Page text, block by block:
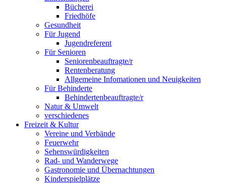
Bücherei
Friedhöfe
Gesundheit
Für Jugend
Jugendreferent
Für Senioren
Seniorenbeauftragte/r
Rentenberatung
Allgemeine Infomationen und Neuigkeiten
Für Behinderte
Behindertenbeauftragte/r
Natur & Umwelt
verschiedenes
Freizeit & Kultur
Vereine und Verbände
Feuerwehr
Sehenswürdigkeiten
Rad- und Wanderwege
Gastronomie und Übernachtungen
Kinderspielplätze